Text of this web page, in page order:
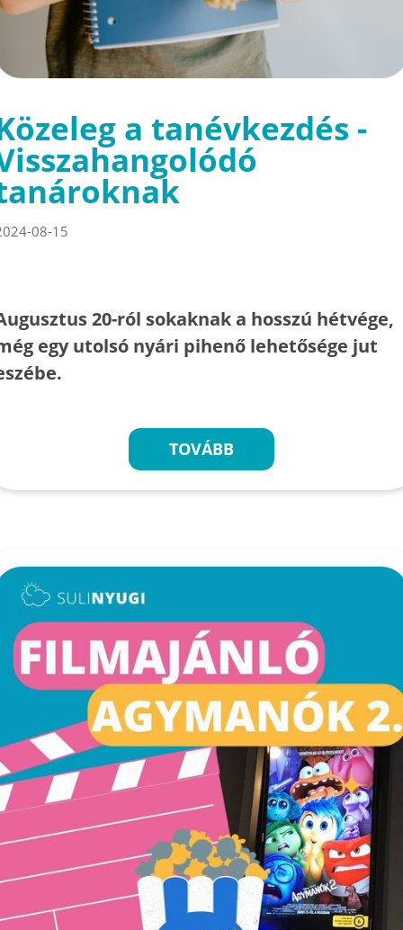
a tanévkezdés -
08-15
20-ról sokaknak a hosszú hétvége,
egy utolsó nyári pihenő lehetősége jut
TOVÁBB